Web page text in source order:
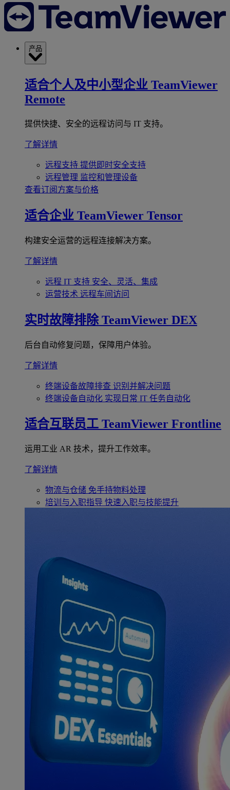
产品
适合个人及中小型企业 TeamViewer
Remote
提供快捷、安全的远程访问与 IT 支持。
了解详情
远程支持 提供即时安全支持
远程管理 监控和管理设备
查看订阅方案与价格
适合企业 TeamViewer Tensor
构建安全运营的远程连接解决方案。
了解详情
远程 IT 支持 安全、灵活、集成
运营技术 远程车间访问
实时故障排除 TeamViewer DEX
后台自动修复问题，保障用户体验。
了解详情
终端设备故障排查 识别并解决问题
终端设备自动化 实现日常 IT 任务自动化
适合互联员工 TeamViewer Frontline
运用工业 AR 技术，提升工作效率。
了解详情
物流与仓储 免手持物料处理
培训与入职指导 快速入职与技能提升